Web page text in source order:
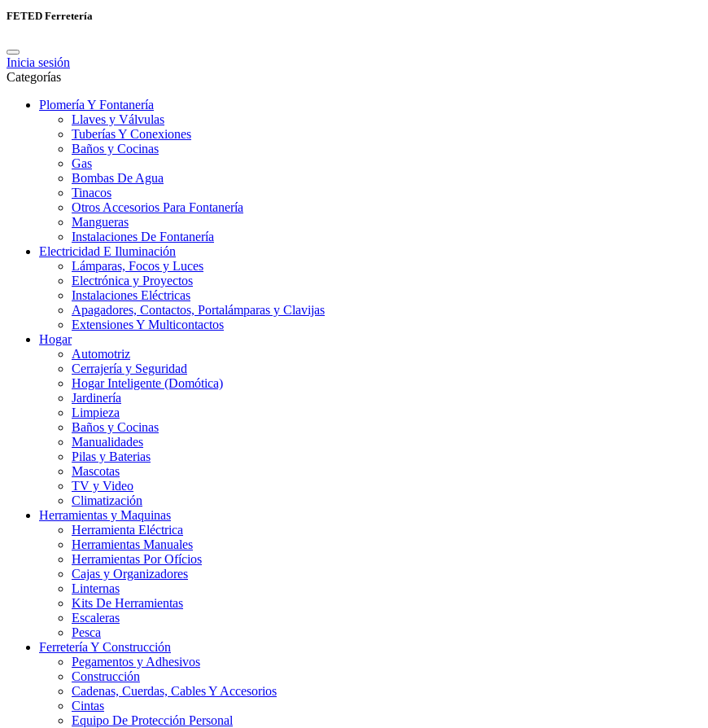
FETED Ferretería
Inicia sesión
Categorías
Plomería Y Fontanería
Llaves y Válvulas
Tuberías Y Conexiones
Baños y Cocinas
Gas
Bombas De Agua
Tinacos
Otros Accesorios Para Fontanería
Mangueras
Instalaciones De Fontanería
Electricidad E Iluminación
Lámparas, Focos y Luces
Electrónica y Proyectos
Instalaciones Eléctricas
Apagadores, Contactos, Portalámparas y Clavijas
Extensiones Y Multicontactos
Hogar
Automotriz
Cerrajería y Seguridad
Hogar Inteligente (Domótica)
Jardinería
Limpieza
Baños y Cocinas
Manualidades
Pilas y Baterias
Mascotas
TV y Video
Climatización
Herramientas y Maquinas
Herramienta Eléctrica
Herramientas Manuales
Herramientas Por Ofícios
Cajas y Organizadores
Linternas
Kits De Herramientas
Escaleras
Pesca
Ferretería Y Construcción
Pegamentos y Adhesivos
Construcción
Cadenas, Cuerdas, Cables Y Accesorios
Cintas
Equipo De Protección Personal